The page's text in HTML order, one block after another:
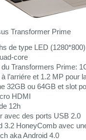
Transformer Prime
de type LED (1280*800)
core
Transformers Prime:
l’arriére et 1.2 MP pour
32GB ou 64GB et slot
HDMI
12h
avec des ports USB 2.0
3.2 HoneyComb avec
aka Android 4.0